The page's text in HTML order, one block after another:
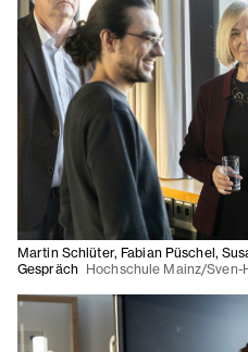
Martin Schlüter, Fabian Püschel,
Gespräch Hochschule Mainz/Sven-